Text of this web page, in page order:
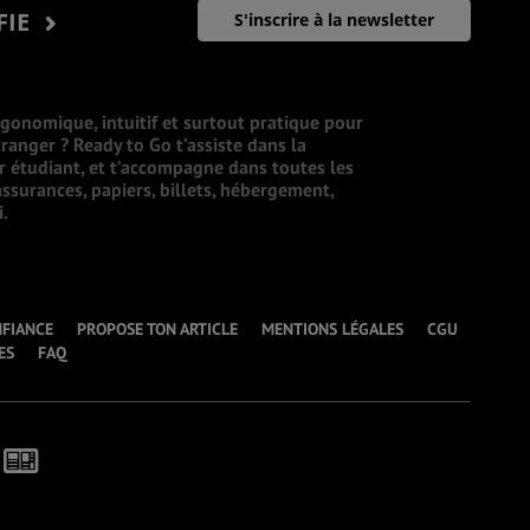
S'inscrire à la newsletter
intuitif et surtout pratique pour
? Ready to Go t’assiste dans la
et t’accompagne dans toutes les
papiers, billets, hébergement,
PROPOSE TON ARTICLE MENTIONS LÉGALES
CGU
FAQ